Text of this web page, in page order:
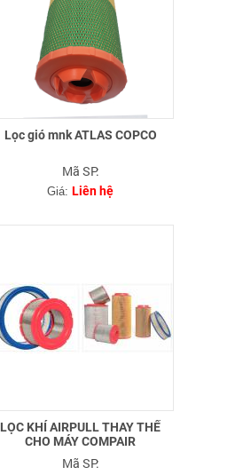
Lọc gió mnk ATLAS COPCO
Mã SP:
Giá: Liên hệ
LỌC KHÍ AIRPULL THAY THẾ
CHO MÁY COMPAIR
Mã SP: